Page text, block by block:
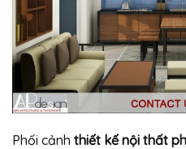
Phối cảnh thiết kế nội thất